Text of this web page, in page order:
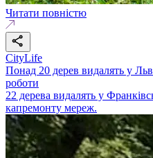
Читати повністю
CityLife
Понад 20 дерев видалять у
роботи
22 дерева видалять у
капремонту мереж.